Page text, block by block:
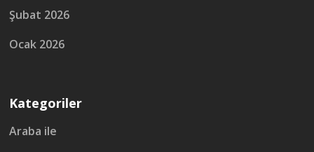
Şubat 2026
Ocak 2026
Kategoriler
Araba ile